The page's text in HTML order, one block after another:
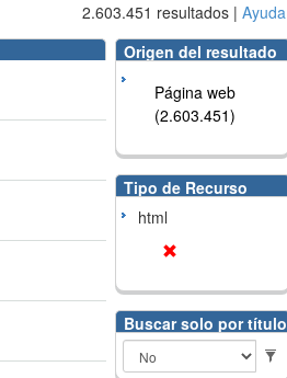
2.603.451 resultados | Ayuda
Origen del resultado
Página web
(2.603.451)
Tipo de Recurso
html
Buscar solo por título